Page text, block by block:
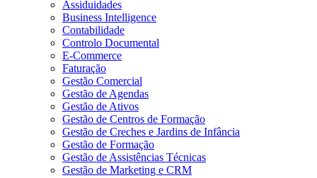
Assiduidades
Business Intelligence
Contabilidade
Controlo Documental
E-Commerce
Faturação
Gestão Comercial
Gestão de Agendas
Gestão de Ativos
Gestão de Centros de Formação
Gestão de Creches e Jardins de Infância
Gestão de Formação
Gestão de Assistências Técnicas
Gestão de Marketing e CRM